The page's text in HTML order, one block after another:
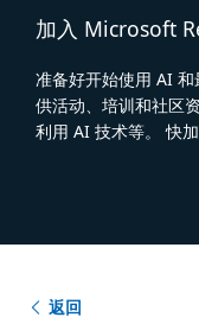
加入 Microsoft
准备好开始使用 AI
供活动、培训和社区
利用 AI 技术等。 快
返回